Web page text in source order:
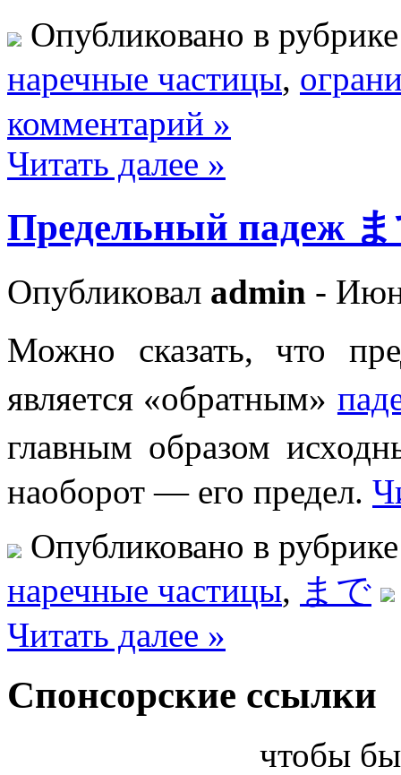
Опубликовано в
наречные частицы,
комментарий »
Читать далее »
Предельный падеж
Опубликовал admin -
Можно сказать, что
является «обратным»
главным образом
наоборот — его предел.
Опубликовано в
наречные частицы, まで
Читать далее »
Спонсорские ссылки
чтобы